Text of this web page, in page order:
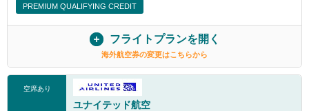
PREMIUM QUALIFYING CREDIT
フライトプランを開く
海外航空券の変更はこちらから
空席あり
ユナイテッド航空